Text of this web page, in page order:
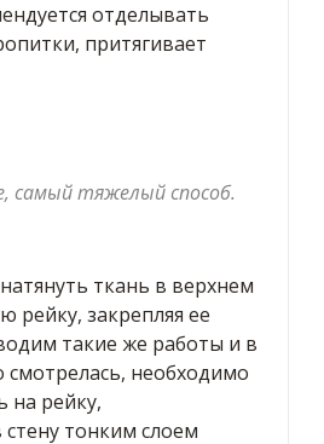
отделывать
притягивает
самый тяжелый способ.
ткань в верхнем
рейку, закрепляя ее
такие же работы и в
необходимо
на рейку,
тонким слоем